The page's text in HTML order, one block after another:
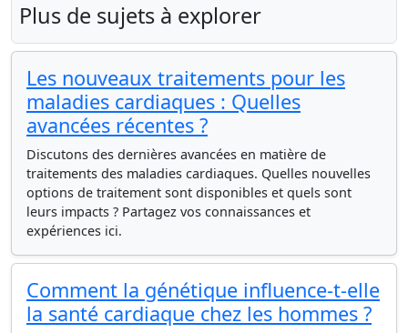
Plus de sujets à explorer
Les nouveaux traitements pour les
maladies cardiaques : Quelles
avancées récentes ?
Discutons des dernières avancées en matière de
traitements des maladies cardiaques. Quelles nouvelles
options de traitement sont disponibles et quels sont
leurs impacts ? Partagez vos connaissances et
expériences ici.
Comment la génétique influence-t-elle
la santé cardiaque chez les hommes ?